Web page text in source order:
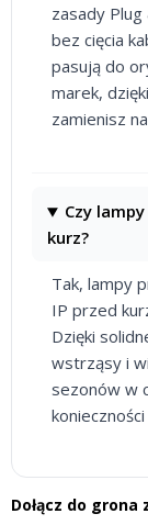
zasady
bez cięcia
pasują do
marek,
zamienisz
Czy
kurz?
Tak, lampy
IP przed
Dzięki
wstrząsy i
sezonów w
Dołącz do